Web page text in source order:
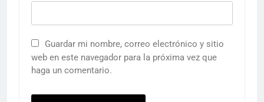
Guardar mi nombre, correo electrónico y sitio
web en este navegador para la próxima vez que
haga un comentario.